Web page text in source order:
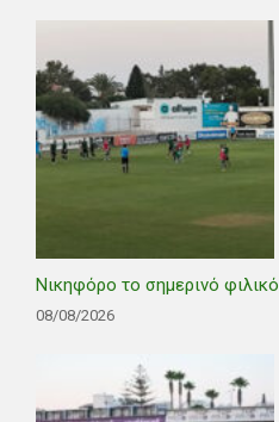
Νικηφόρο το σημερινό φιλικό
08/08/2026